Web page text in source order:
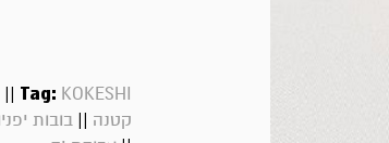
Tag: KOKESHI
||
קטנה ||בובות